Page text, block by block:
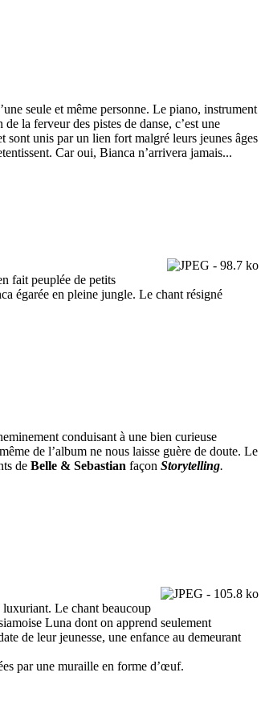
seule et même personne. Le piano, instrument
la ferveur des pistes de danse, c’est une
sont unis par un lien fort malgré leurs jeunes âges
Car oui, Bianca n’arrivera jamais...
fait peuplée de petits
égarée en pleine jungle. Le chant résigné
conduisant à une bien curieuse
de l’album ne nous laisse guère de doute. Le
de Belle & Sebastian façon Storytelling.
luxuriant. Le chant beaucoup
Luna dont on apprend seulement
de leur jeunesse, une enfance au demeurant
par une muraille en forme d’œuf.